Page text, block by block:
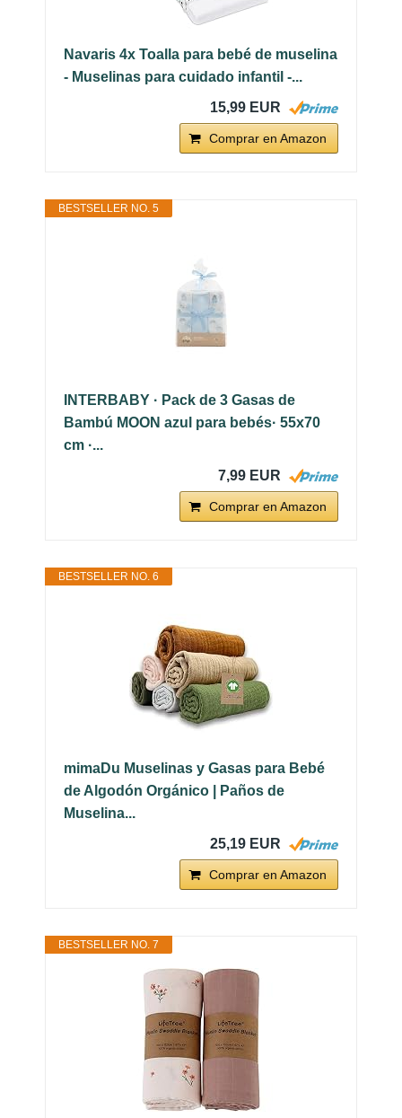
Navaris 4x Toalla para bebé de muselina
- Muselinas para cuidado infantil -...
15,99 EUR
Comprar en Amazon
BESTSELLER NO. 5
INTERBABY · Pack de 3 Gasas de
Bambú MOON azul para bebés· 55x70
cm ·...
7,99 EUR
Comprar en Amazon
BESTSELLER NO. 6
mimaDu Muselinas y Gasas para Bebé
de Algodón Orgánico | Paños de
Muselina...
25,19 EUR
Comprar en Amazon
BESTSELLER NO. 7